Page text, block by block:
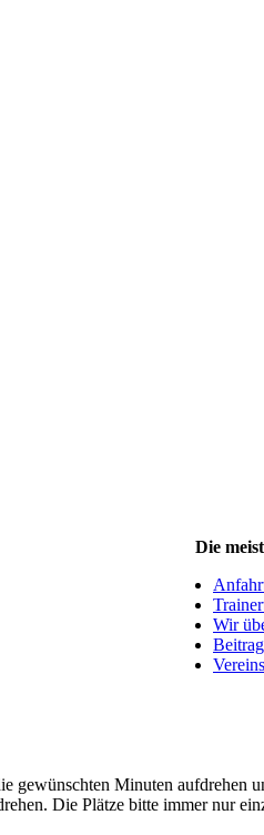
Die
Wir
gewünschten Minuten aufdrehen
Die Plätze bitte immer nur